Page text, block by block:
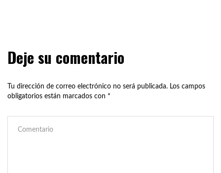
Deje su comentario
Tu dirección de correo electrónico no será publicada. Los campos
obligatorios están marcados con *